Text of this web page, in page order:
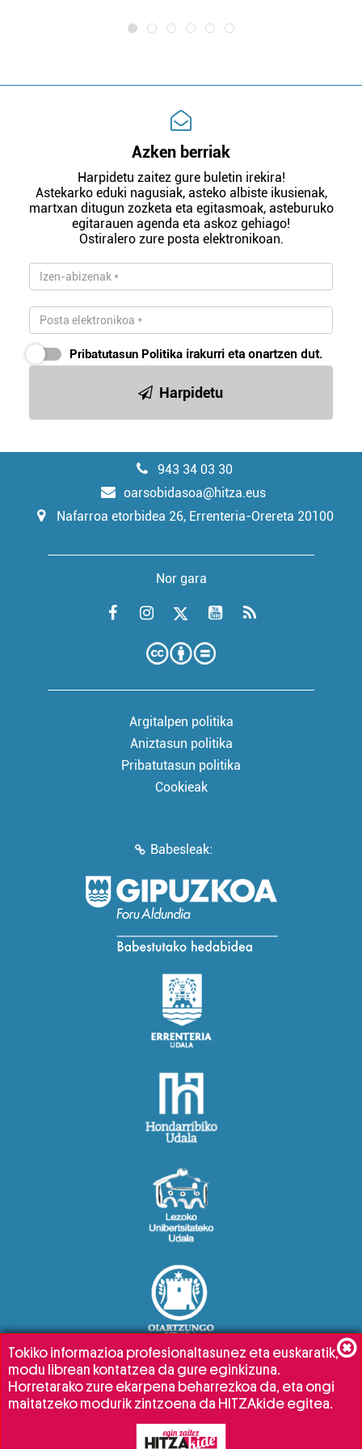
Azken berriak
Harpidetu zaitez gure buletin irekira!
Astekarko eduki nagusiak, asteko albiste ikusienak,
martxan ditugun zozketa eta egitasmoak, asteburuko
egitarauen agenda eta askoz gehiago!
Ostiralero zure posta elektronikoan.
Pribatutasun Politika irakurri eta onartzen dut.
Harpidetu
943 34 03 30
oarsobidasoa@hitza.eus
Nafarroa etorbidea 26, Errenteria-Orereta 20100
Nor gara
Argitalpen politika
Aniztasun politika
Pribatutasun politika
Cookieak
Babesleak:
Tokiko informazioa profesionaltasunez eta euskaratik,
modu librean kontatzea da gure eginkizuna.
Horretarako zure ekarpena beharrezkoa da, eta ongi
maitatzeko modurik zintzoena da HITZAkide egitea.